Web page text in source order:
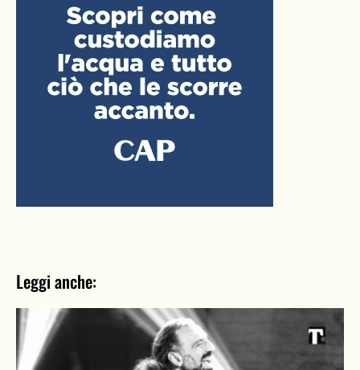
Leggi anche: